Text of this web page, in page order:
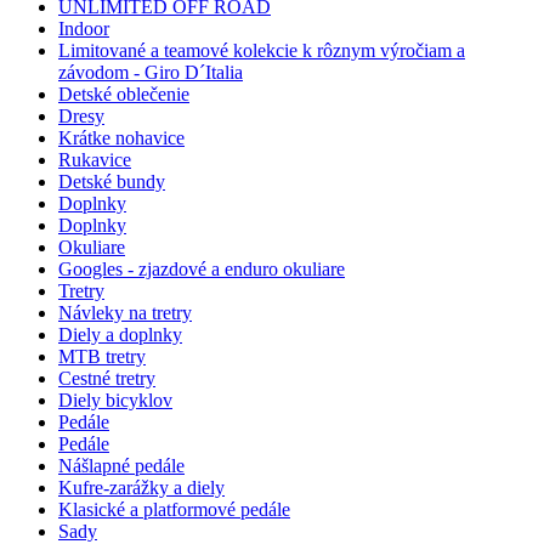
UNLIMITED OFF ROAD
Indoor
Limitované a teamové kolekcie k rôznym výročiam a
závodom - Giro D´Italia
Detské oblečenie
Dresy
Krátke nohavice
Rukavice
Detské bundy
Doplnky
Doplnky
Okuliare
Googles - zjazdové a enduro okuliare
Tretry
Návleky na tretry
Diely a doplnky
MTB tretry
Cestné tretry
Diely bicyklov
Pedále
Pedále
Nášlapné pedále
Kufre-zarážky a diely
Klasické a platformové pedále
Sady